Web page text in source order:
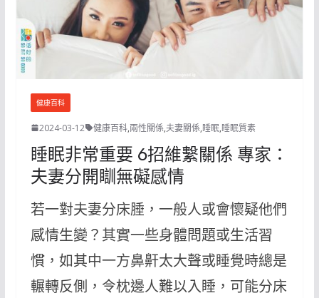
健康百科
2024-03-12 健康百科,兩性關係,夫妻關係,睡眠,睡眠質素
睡眠非常重要 6招維繫關係 專家：
夫妻分開瞓無礙感情
若一對夫妻分床腄，一般人或會懷疑他們
感情生變？其實一些身體問題或生活習
慣，如其中一方鼻鼾太大聲或睡覺時總是
輾轉反側，令枕邊人難以入睡，可能分床